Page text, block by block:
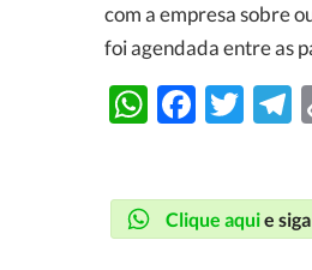
com a empresa sobre
foi agendada entre as
Clique aquie